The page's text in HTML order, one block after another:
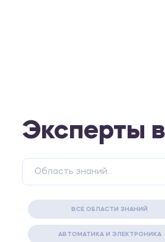
Эксперты
ВСЕ ОБЛАСТИ ЗНАНИЙ
АВТОМАТИКА И ЭЛЕКТРОНИКА